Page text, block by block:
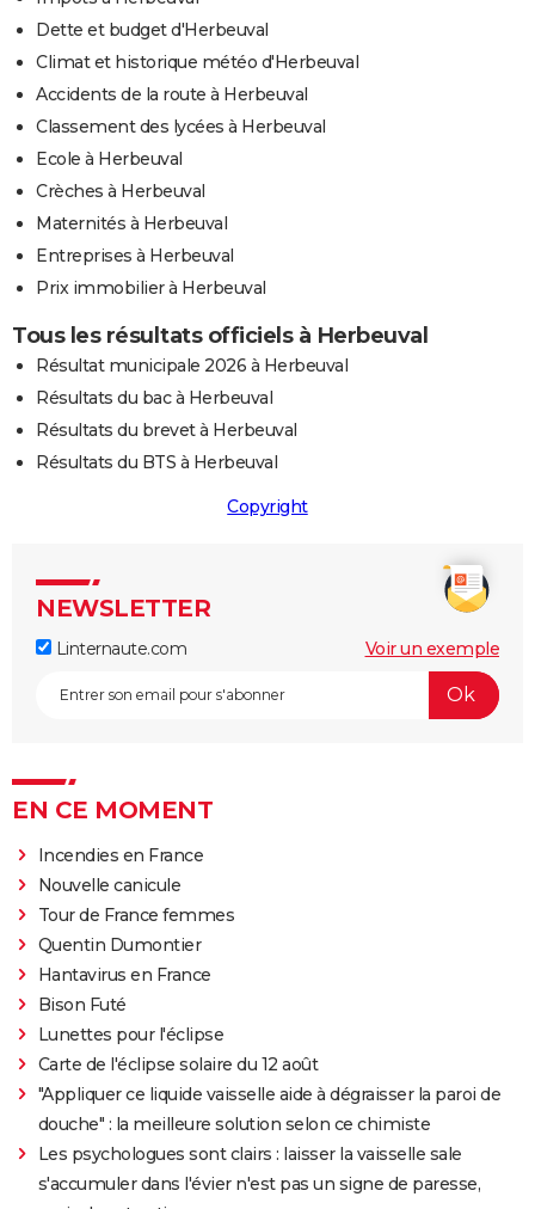
Dette et budget d'Herbeuval
Climat et historique météo d'Herbeuval
Accidents de la route à Herbeuval
Classement des lycées à Herbeuval
Ecole à Herbeuval
Crèches à Herbeuval
Maternités à Herbeuval
Entreprises à Herbeuval
Prix immobilier à Herbeuval
Tous les résultats officiels à Herbeuval
Résultat municipale 2026 à Herbeuval
Résultats du bac à Herbeuval
Résultats du brevet à Herbeuval
Résultats du BTS à Herbeuval
Copyright
NEWSLETTER
Linternaute.com Voir un exemple
EN CE MOMENT
Incendies en France
Nouvelle canicule
Tour de France femmes
Quentin Dumontier
Hantavirus en France
Bison Futé
Lunettes pour l'éclipse
Carte de l'éclipse solaire du 12 août
"Appliquer ce liquide vaisselle aide à dégraisser la paroi de
douche" : la meilleure solution selon ce chimiste
Les psychologues sont clairs : laisser la vaisselle sale
s'accumuler dans l'évier n'est pas un signe de paresse,